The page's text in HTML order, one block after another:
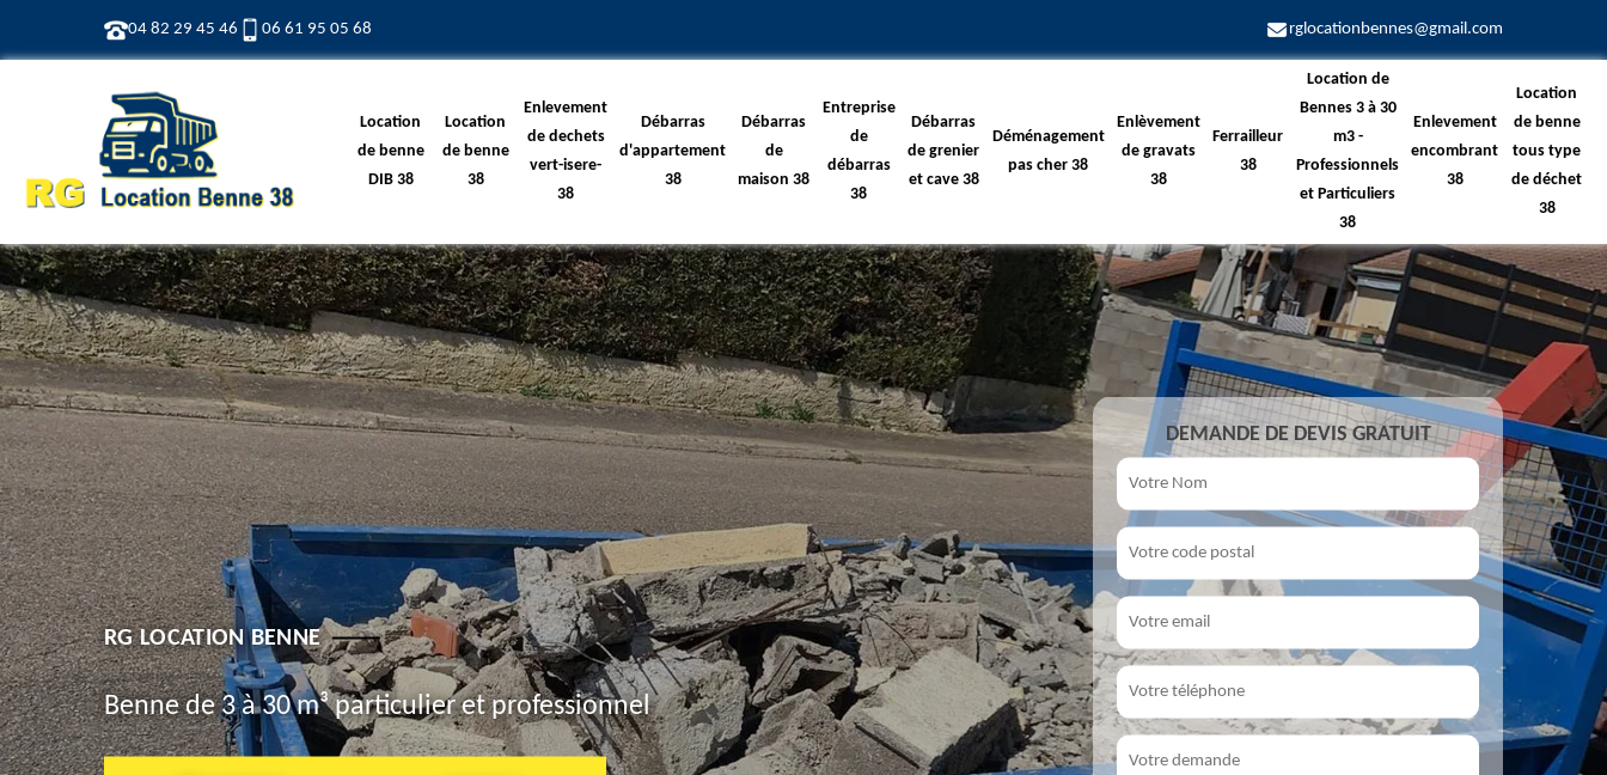
04 82 29 45 46 06 61 95 05 68 rglocationbennes@gmail.com
Location
de benne
DIB 38
Location
de benne
38
Enlevement
de dechets
vert-isere-
38
Débarras
d'appartement
38
Débarras
de
maison 38
Entreprise
de
débarras
38
Débarras
de grenier
et cave 38
Déménagement
pas cher 38
Enlèvement
de gravats
38
Ferrailleur
38
Location de
Bennes 3 à 30
m3 -
Professionnels
et Particuliers
38
Enlevement
encombrant
38
Location
de benne
tous type
de déchet
38
RG LOCATION BENNE
Benne de 3 à 30 m³ particulier et professionnel
DEMANDE DE DEVIS GRATUIT